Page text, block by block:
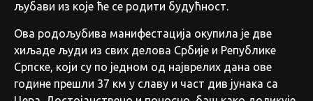
љубави из које ће се родити будућност.
Ова родољубива манифестација окупила је две
хиљаде људи из свих делова Србије и Републике
Српске, који су по једном од најврелих дана ове
године прешли 37 км у славу и част див јунака са